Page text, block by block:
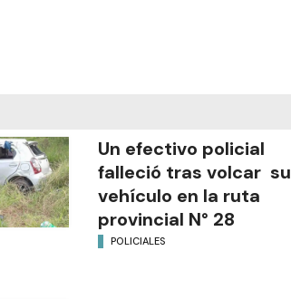
Un efectivo policial
falleció tras volcar su
vehículo en la ruta
provincial N° 28
POLICIALES